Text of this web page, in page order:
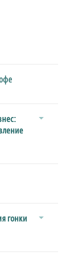
гонки